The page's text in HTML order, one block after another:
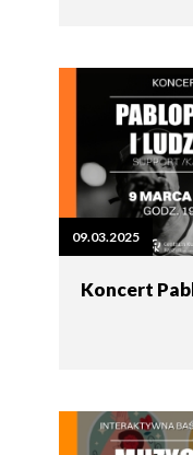
09.03.2025
Koncert